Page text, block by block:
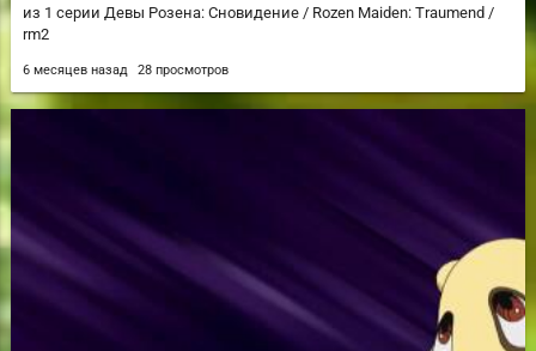
из 1 серии Девы Розена: Сновидение / Rozen Maiden: Traumend /
rm2
6 месяцев назад 28 просмотров